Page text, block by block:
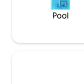
Pool